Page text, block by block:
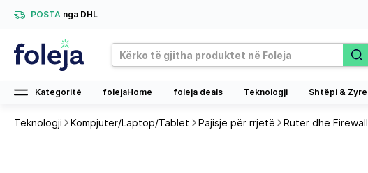
POSTA nga DHL
Kategoritë folejaHome foleja deals Teknologji Shtëpi & Zyre
Teknologji Kompjuter/Laptop/Tablet Pajisje për rrjetë Ruter dhe Firewall